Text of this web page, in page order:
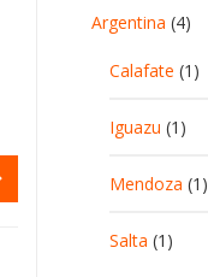
Argentina (4)
Calafate (1)
Iguazu (1)
Mendoza (1)
Salta (1)